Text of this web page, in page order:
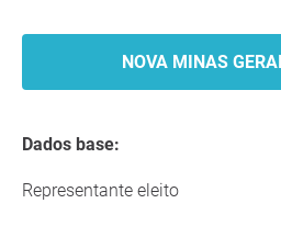
NOVA MINAS
Dados base:
Representante eleito